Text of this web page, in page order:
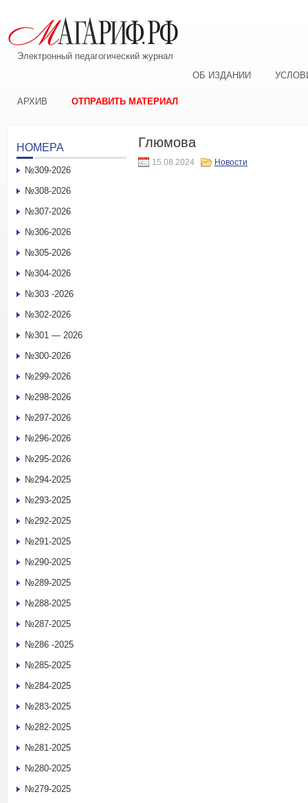
Электронный педагогический журнал
ОБ ИЗДАНИИ
АРХИВ ОТПРАВИТЬ МАТЕРИАЛ
Глюмова
15.08.2024 Новости
НОМЕРА
№309-2026
№308-2026
№307-2026
№306-2026
№305-2026
№304-2026
№303 -2026
№302-2026
№301 — 2026
№300-2026
№299-2026
№298-2026
№297-2026
№296-2026
№295-2026
№294-2025
№293-2025
№292-2025
№291-2025
№290-2025
№289-2025
№288-2025
№287-2025
№286 -2025
№285-2025
№284-2025
№283-2025
№282-2025
№281-2025
№280-2025
№279-2025